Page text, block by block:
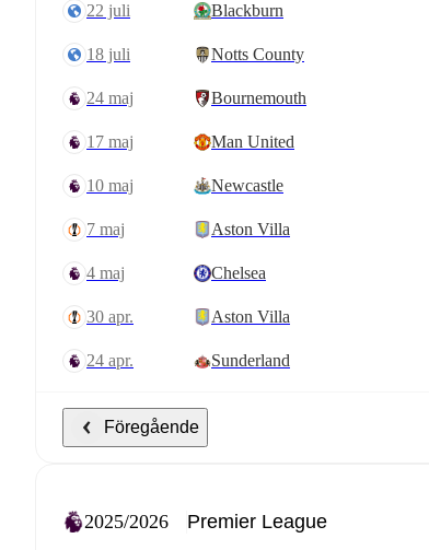
22 juli Blackburn
18 juli Notts County
24 maj Bournemouth
17 maj Man United
10 maj Newcastle
7 maj Aston Villa
4 maj Chelsea
30 apr. Aston Villa
24 apr. Sunderland
Föregående
2025/2026